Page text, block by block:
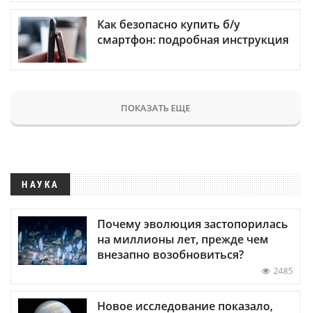
Как безопасно купить б/у
смартфон: подробная инструкция
ПОКАЗАТЬ ЕЩЕ
НАУКА
Почему эволюция застопорилась
на миллионы лет, прежде чем
внезапно возобновиться?
2485
Новое исследование показало,